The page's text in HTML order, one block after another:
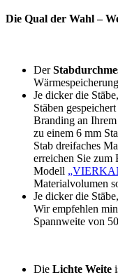
Die Qual der Wahl –
Der
Je dicker die
Stäben
Branding an
zu einem 6 mm
Stab dreifaches
erreichen Sie zum
Modell
Materialvolumen
Je dicker die
Wir empfehlen
Spannweite von
Die Lichte Weite